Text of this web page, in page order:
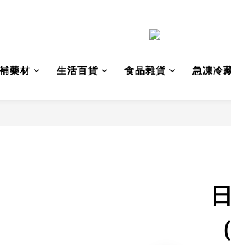
藥材 生活百貨 食品雜貨 急凍冷